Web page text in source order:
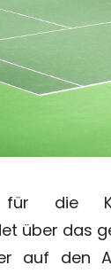
für die
über das
auf den